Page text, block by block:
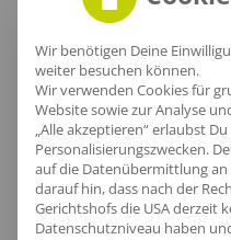
Lieferzeit
[jgm-review-widget]
Wir benötigen Deine
weiter besuchen können.
Wir verwenden Cookies für
Website sowie zur Analyse
„Alle akzeptieren“ erlaubst
Personalisierungszwecken.
auf die Datenübermittlung an
darauf hin, dass nach der
Gerichtshofs die USA derzeit
Datenschutzniveau haben